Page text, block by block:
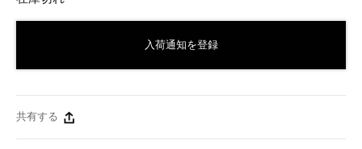
入荷通知を登録
共有する